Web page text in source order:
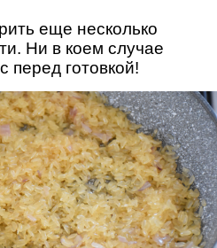
еще несколько
Ни в коем случае
перед готовкой!